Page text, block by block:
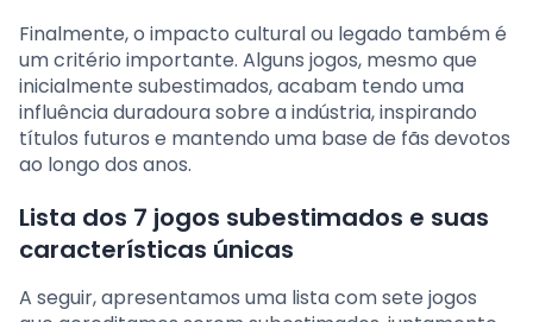
Finalmente, o impacto cultural ou legado também é
um critério importante. Alguns jogos, mesmo que
inicialmente subestimados, acabam tendo uma
influência duradoura sobre a indústria, inspirando
títulos futuros e mantendo uma base de fãs devotos
ao longo dos anos.
Lista dos 7 jogos subestimados e suas
características únicas
A seguir, apresentamos uma lista com sete jogos